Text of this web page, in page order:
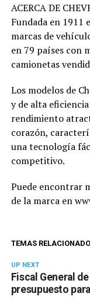
ACERCA DE
Fundada en 1911
marcas de
en 79 países con
camionetas
Los modelos de
y de alta
rendimiento
corazón,
una tecnología
competitivo.
Puede encontrar
de la marca en
TEMAS
UP NEXT
Fiscal General
presupuesto